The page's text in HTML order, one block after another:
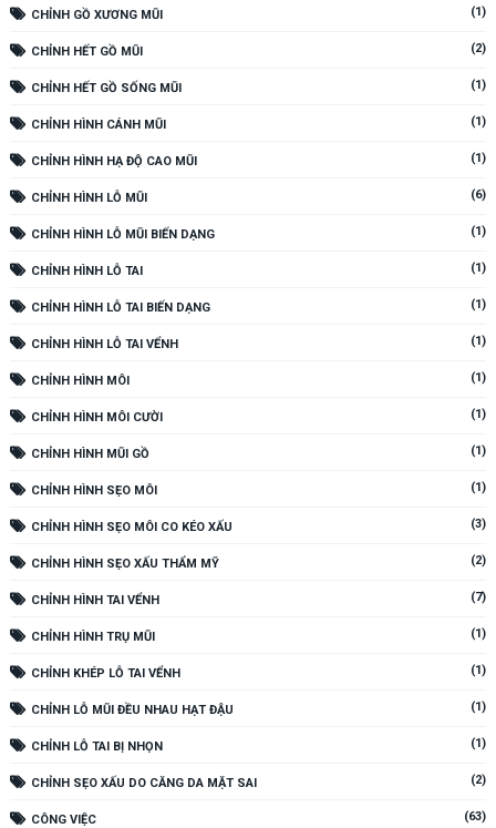
CHỈNH GỒ XƯƠNG MŨI (1)
CHỈNH HẾT GỒ MŨI (2)
CHỈNH HẾT GỒ SỐNG MŨI (1)
CHỈNH HÌNH CÁNH MŨI (1)
CHỈNH HÌNH HẠ ĐỘ CAO MŨI (1)
CHỈNH HÌNH LỖ MŨI (6)
CHỈNH HÌNH LỖ MŨI BIẾN DẠNG (1)
CHỈNH HÌNH LỖ TAI (1)
CHỈNH HÌNH LỖ TAI BIẾN DẠNG (1)
CHỈNH HÌNH LỖ TAI VỂNH (1)
CHỈNH HÌNH MÔI (1)
CHỈNH HÌNH MÔI CƯỜI (1)
CHỈNH HÌNH MŨI GỒ (1)
CHỈNH HÌNH SẸO MÔI (1)
CHỈNH HÌNH SẸO MÔI CO KÉO XẤU (3)
CHỈNH HÌNH SẸO XẤU THẨM MỸ (2)
CHỈNH HÌNH TAI VỂNH (7)
CHỈNH HÌNH TRỤ MŨI (1)
CHỈNH KHÉP LỖ TAI VỂNH (1)
CHỈNH LỖ MŨI ĐỀU NHAU HẠT ĐẬU (1)
CHỈNH LỖ TAI BỊ NHỌN (1)
CHỈNH SẸO XẤU DO CĂNG DA MẶT SAI (2)
CÔNG VIỆC (63)